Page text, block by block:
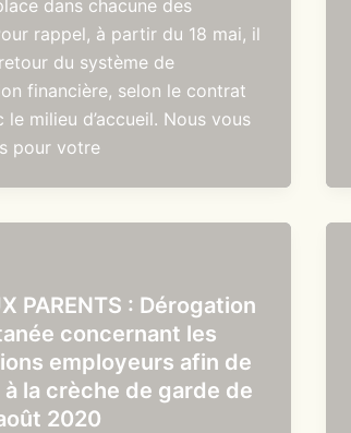
dans chacune des
rappel, à partir du 18 mai, il
du système de
financière, selon le contrat
le milieu d’accueil. Nous vous
pour votre
PARENTS : Dérogation
concernant les
employeurs afin de
à la crèche de garde de
2020